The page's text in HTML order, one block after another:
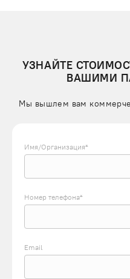
УЗНАЙТЕ
ВАШИМИ
Мы вышлем вам
Имя/Организация*
Номер телефона*
Email